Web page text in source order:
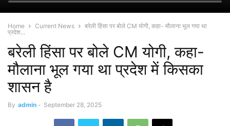
Home Current News
बरेली हिंसा पर बोले CM योगी, कहा- मौलाना भूल गया था
प्रदेश...
बरेली हिंसा पर बोले CM योगी, कहा-
मौलाना भूल गया था प्रदेश में किसका
शासन है
By admin - September 28, 2025